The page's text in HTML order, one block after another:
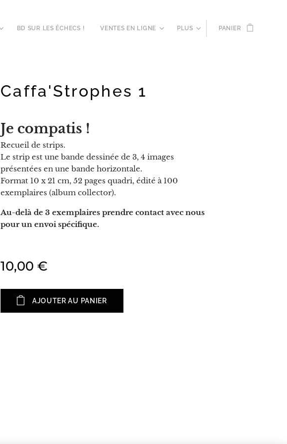
BD SUR LES ÉCHECS ! VENTES EN LIGNE PLUS PANIER
Caffa'Strophes 1
Je compatis !
Recueil de strips.
Le strip est une bande dessinée de 3, 4 images
présentées en une bande horizontale.
Format 10 x 21 cm, 52 pages quadri, édité à 100
exemplaires (album collector).
Au-delà de 3 exemplaires prendre contact avec nous
pour un envoi spécifique.
10,00 €
AJOUTER AU PANIER